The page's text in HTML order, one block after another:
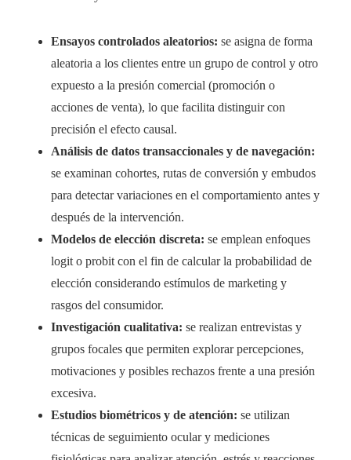
Ensayos controlados aleatorios: se asigna de forma
aleatoria a los clientes entre un grupo de control y otro
expuesto a la presión comercial (promoción o
acciones de venta), lo que facilita distinguir con
precisión el efecto causal.
Análisis de datos transaccionales y de navegación:
se examinan cohortes, rutas de conversión y embudos
para detectar variaciones en el comportamiento antes y
después de la intervención.
Modelos de elección discreta: se emplean enfoques
logit o probit con el fin de calcular la probabilidad de
elección considerando estímulos de marketing y
rasgos del consumidor.
Investigación cualitativa: se realizan entrevistas y
grupos focales que permiten explorar percepciones,
motivaciones y posibles rechazos frente a una presión
excesiva.
Estudios biométricos y de atención: se utilizan
técnicas de seguimiento ocular y mediciones